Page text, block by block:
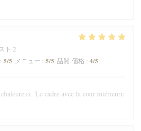
ト 2
: 5/5 メニュー : 5/5 品質-価格 : 4/5
Le cadre avec la cour intérieure